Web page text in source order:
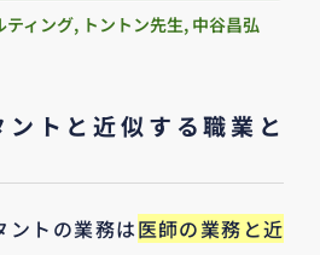
ティング, トントン先生, 中谷昌弘
ントと近似する職業と
ントの業務は医師の業務と近